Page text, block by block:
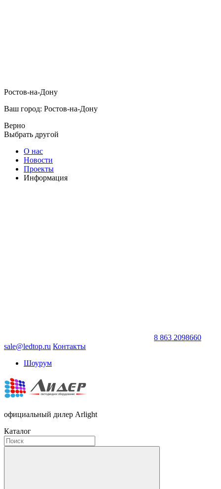
Ростов-на-Дону
Ваш город: Ростов-на-Дону
Верно
Выбрать другой
О нас
Новости
Проекты
Информация
8 863 2098660
sale@ledtop.ru Контакты
Шоурум
официальный дилер Arlight
Каталог